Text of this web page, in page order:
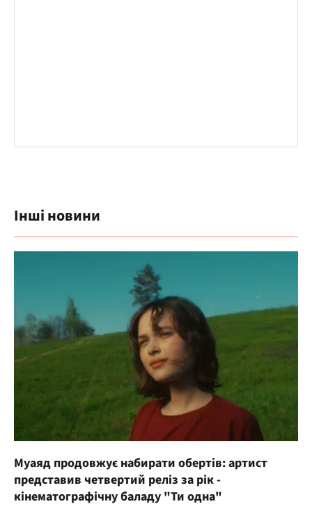
Інші новини
Муаяд продовжує набирати обертів: артист
представив четвертий реліз за рік -
кінематографічну баладу "Ти одна"